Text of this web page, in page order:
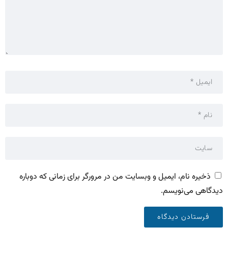
ذخیره نام، ایمیل و وبسایت من در مرورگر برای زمانی که دوباره
دیدگاهی می‌نویسم.